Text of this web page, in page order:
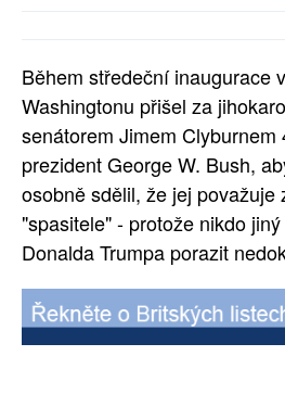
SOCIÁLNÍ SÍTĚ
RUBRIKY
PLNÁ VERZE STRÁNEK
Během středeční inaugurace
Washingtonu přišel za
senátorem Jimem Clyburnem
prezident George W. Bush,
osobně sdělil, že jej považuje
"spasitele" - protože nikdo
Donalda Trumpa porazit